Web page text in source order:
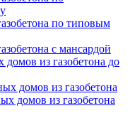
по типовым
с мансардой
из газобетона до
домов из газобетона
домов из газобетона